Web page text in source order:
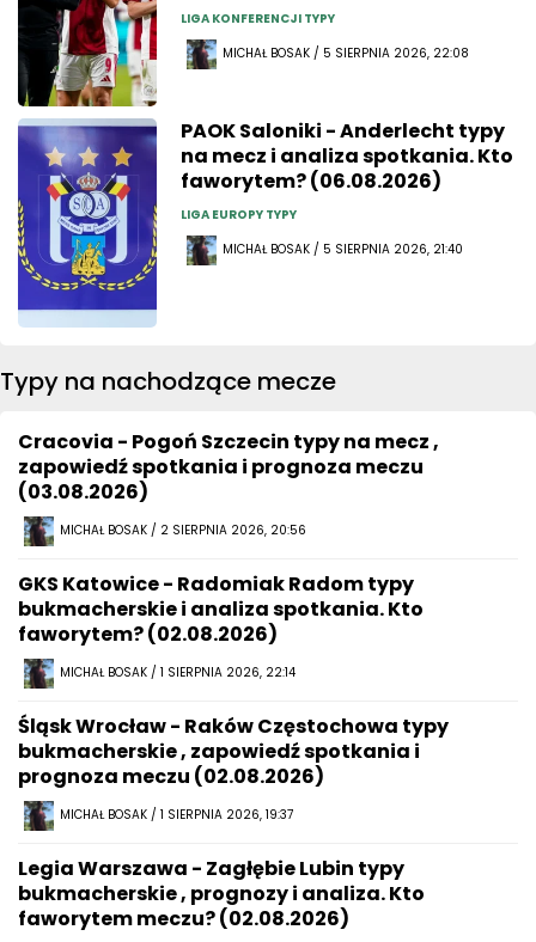
LIGA KONFERENCJI TYPY
MICHAŁ BOSAK / 5 SIERPNIA 2026, 22:08
PAOK Saloniki - Anderlecht typy
na mecz i analiza spotkania. Kto
faworytem? (06.08.2026)
LIGA EUROPY TYPY
MICHAŁ BOSAK / 5 SIERPNIA 2026, 21:40
Typy na nachodzące mecze
Cracovia - Pogoń Szczecin typy na mecz ,
zapowiedź spotkania i prognoza meczu
(03.08.2026)
MICHAŁ BOSAK / 2 SIERPNIA 2026, 20:56
GKS Katowice - Radomiak Radom typy
bukmacherskie i analiza spotkania. Kto
faworytem? (02.08.2026)
MICHAŁ BOSAK / 1 SIERPNIA 2026, 22:14
Śląsk Wrocław - Raków Częstochowa typy
bukmacherskie , zapowiedź spotkania i
prognoza meczu (02.08.2026)
MICHAŁ BOSAK / 1 SIERPNIA 2026, 19:37
Legia Warszawa - Zagłębie Lubin typy
bukmacherskie , prognozy i analiza. Kto
faworytem meczu? (02.08.2026)